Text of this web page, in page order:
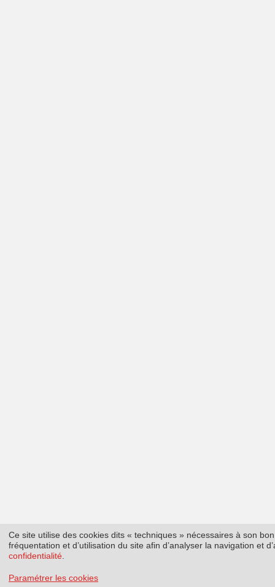
Ce site utilise des cookies dits « techniques » nécessaires à son
fréquentation et d’utilisation du site afin d’analyser la navigation et
confidentialité
Paramétrer les cookies